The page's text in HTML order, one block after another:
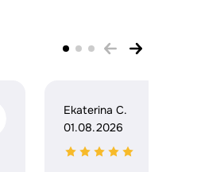
Ekaterina C.
01.08.2026